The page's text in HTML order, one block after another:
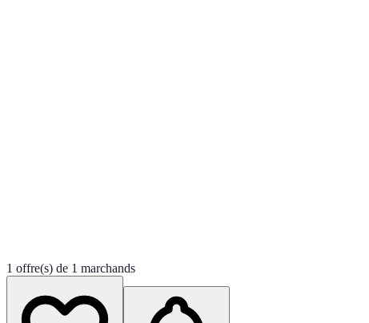
1 offre(s) de 1 marchands